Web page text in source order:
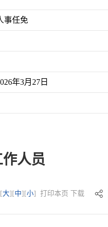
事任免
年3月27日
人员
大][中][小] 打印本页 下载